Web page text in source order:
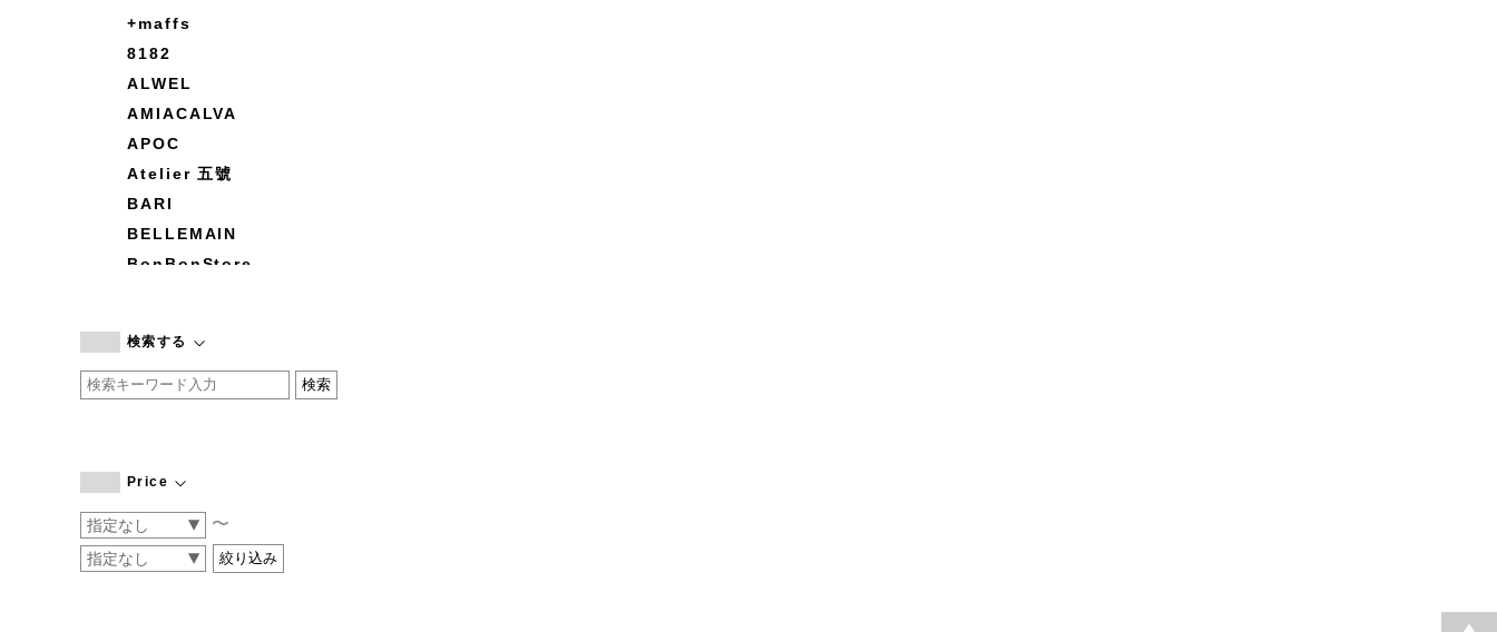
+maffs
8182
ALWEL
AMIACALVA
APOC
Atelier 五號
BARI
BELLEMAIN
BonBonStore
by basics
CATWORTH
COGTHEBIGSMOKE
CONVERSE
DEAN & DELUCA
検索する
Price
〜